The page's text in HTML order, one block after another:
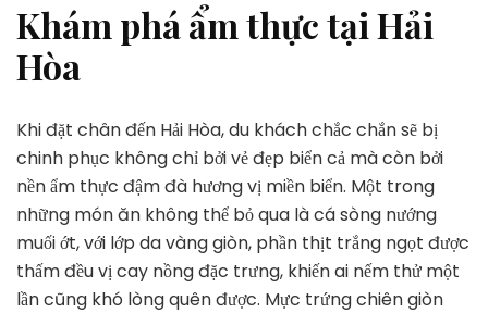
Khám phá ẩm thực tại Hải
Hòa
Khi đặt chân đến Hải Hòa, du khách chắc chắn sẽ bị
chinh phục không chỉ bởi vẻ đẹp biển cả mà còn bởi
nền ẩm thực đậm đà hương vị miền biển. Một trong
những món ăn không thể bỏ qua là cá sòng nướng
muối ớt, với lớp da vàng giòn, phần thịt trắng ngọt được
thấm đều vị cay nồng đặc trưng, khiến ai nếm thử một
lần cũng khó lòng quên được. Mực trứng chiên giòn